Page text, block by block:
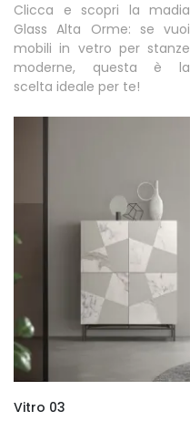
Clicca e scopri la madia
Glass Alta Orme: se vuoi
mobili in vetro per stanze
moderne, questa è la
scelta ideale per te!
Vitro 03